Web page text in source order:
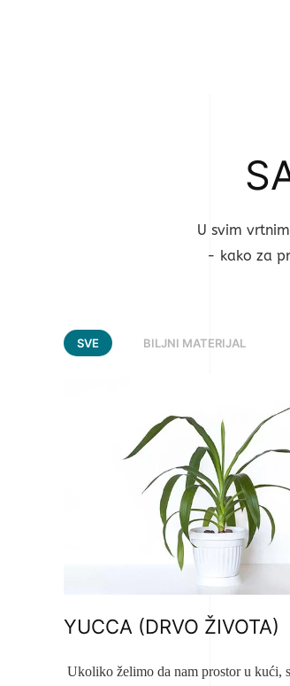
U svim
- kako za
SVE BILJNI MATERIJAL
YUCCA (DRVO ŽIVOTA)
Ukoliko želimo da nam prostor u kući,